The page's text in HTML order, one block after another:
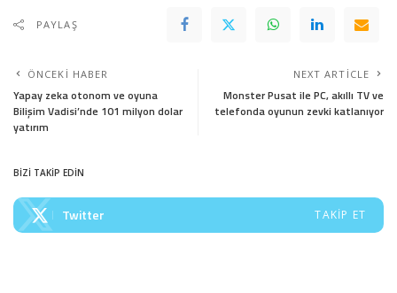
PAYLAŞ
ÖNCEKI HABER
Yapay zeka otonom ve oyuna
Bilişim Vadisi’nde 101 milyon dolar
yatırım
NEXT ARTICLE
Monster Pusat ile PC, akıllı TV ve
telefonda oyunun zevki katlanıyor
BİZİ TAKİP EDİN
Twitter TAKIP ET